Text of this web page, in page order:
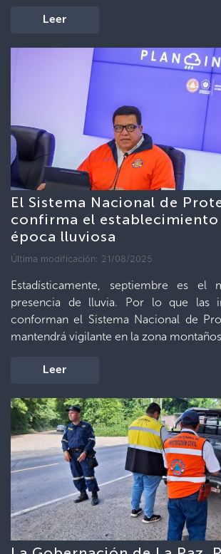
Leer
El Sistema Nacional de
confirma el
época lluviosa
Última modificación: 21/08/2025
Estadísticamente, septiembre es el
presencia de lluvia. Por lo que las
conforman el Sistema Nacional de
mantendrá vigilante en la zona
Leer